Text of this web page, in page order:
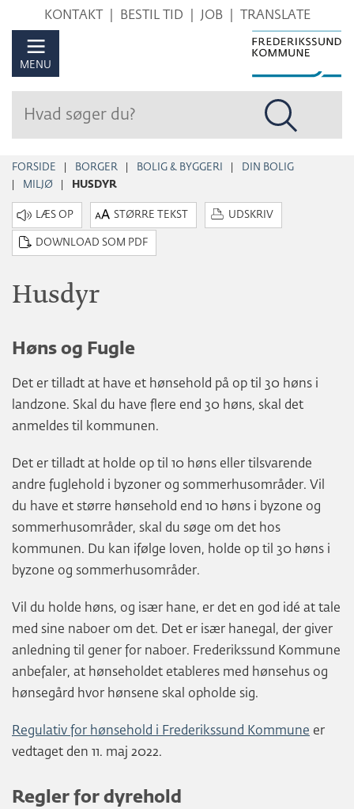
Hop
KONTAKT BESTIL TID JOB TRANSLATE
MENU
FORSIDE BORGER BOLIG & BYGGERI
DIN BOLIG
MILJØ
HUSDYR
STØRRE TEKST UDSKRIV
DOWNLOAD SOM PDF
Husdyr
Høns og Fugle
Det er tilladt at have et hønsehold på op til 30 høns i
landzone. Skal du have flere end 30 høns, skal det
anmeldes til kommunen.
Det er tilladt at holde op til 10 høns eller tilsvarende
andre fuglehold i byzoner og sommerhusområder. Vil
du have et større hønsehold end 10 høns i byzone og
sommerhusområder, skal du søge om det hos
kommunen. Du kan ifølge loven, holde op til 30 høns i
byzone og sommerhusområder.
Vil du holde høns, og især hane, er det en god idé at tale
med sine naboer om det. Det er især hanegal, der giver
anledning til gener for naboer. Frederikssund Kommune
anbefaler, at hønseholdet etableres med hønsehus og
hønsegård hvor hønsene skal opholde sig.
Regulativ for hønsehold i Frederikssund Kommune er
vedtaget den 11. maj 2022.
Regler for dyrehold